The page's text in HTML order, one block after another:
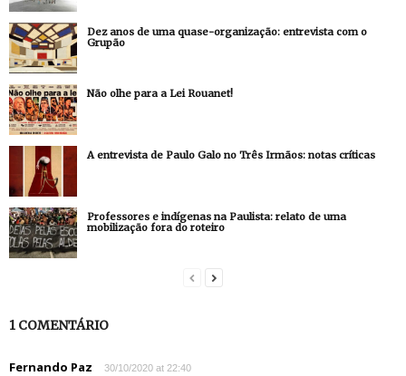
Dez anos de uma quase-organização: entrevista com o
Grupão
Não olhe para a Lei Rouanet!
A entrevista de Paulo Galo no Três Irmãos: notas críticas
Professores e indígenas na Paulista: relato de uma
mobilização fora do roteiro
1 COMENTÁRIO
Fernando Paz 30/10/2020 at 22:40